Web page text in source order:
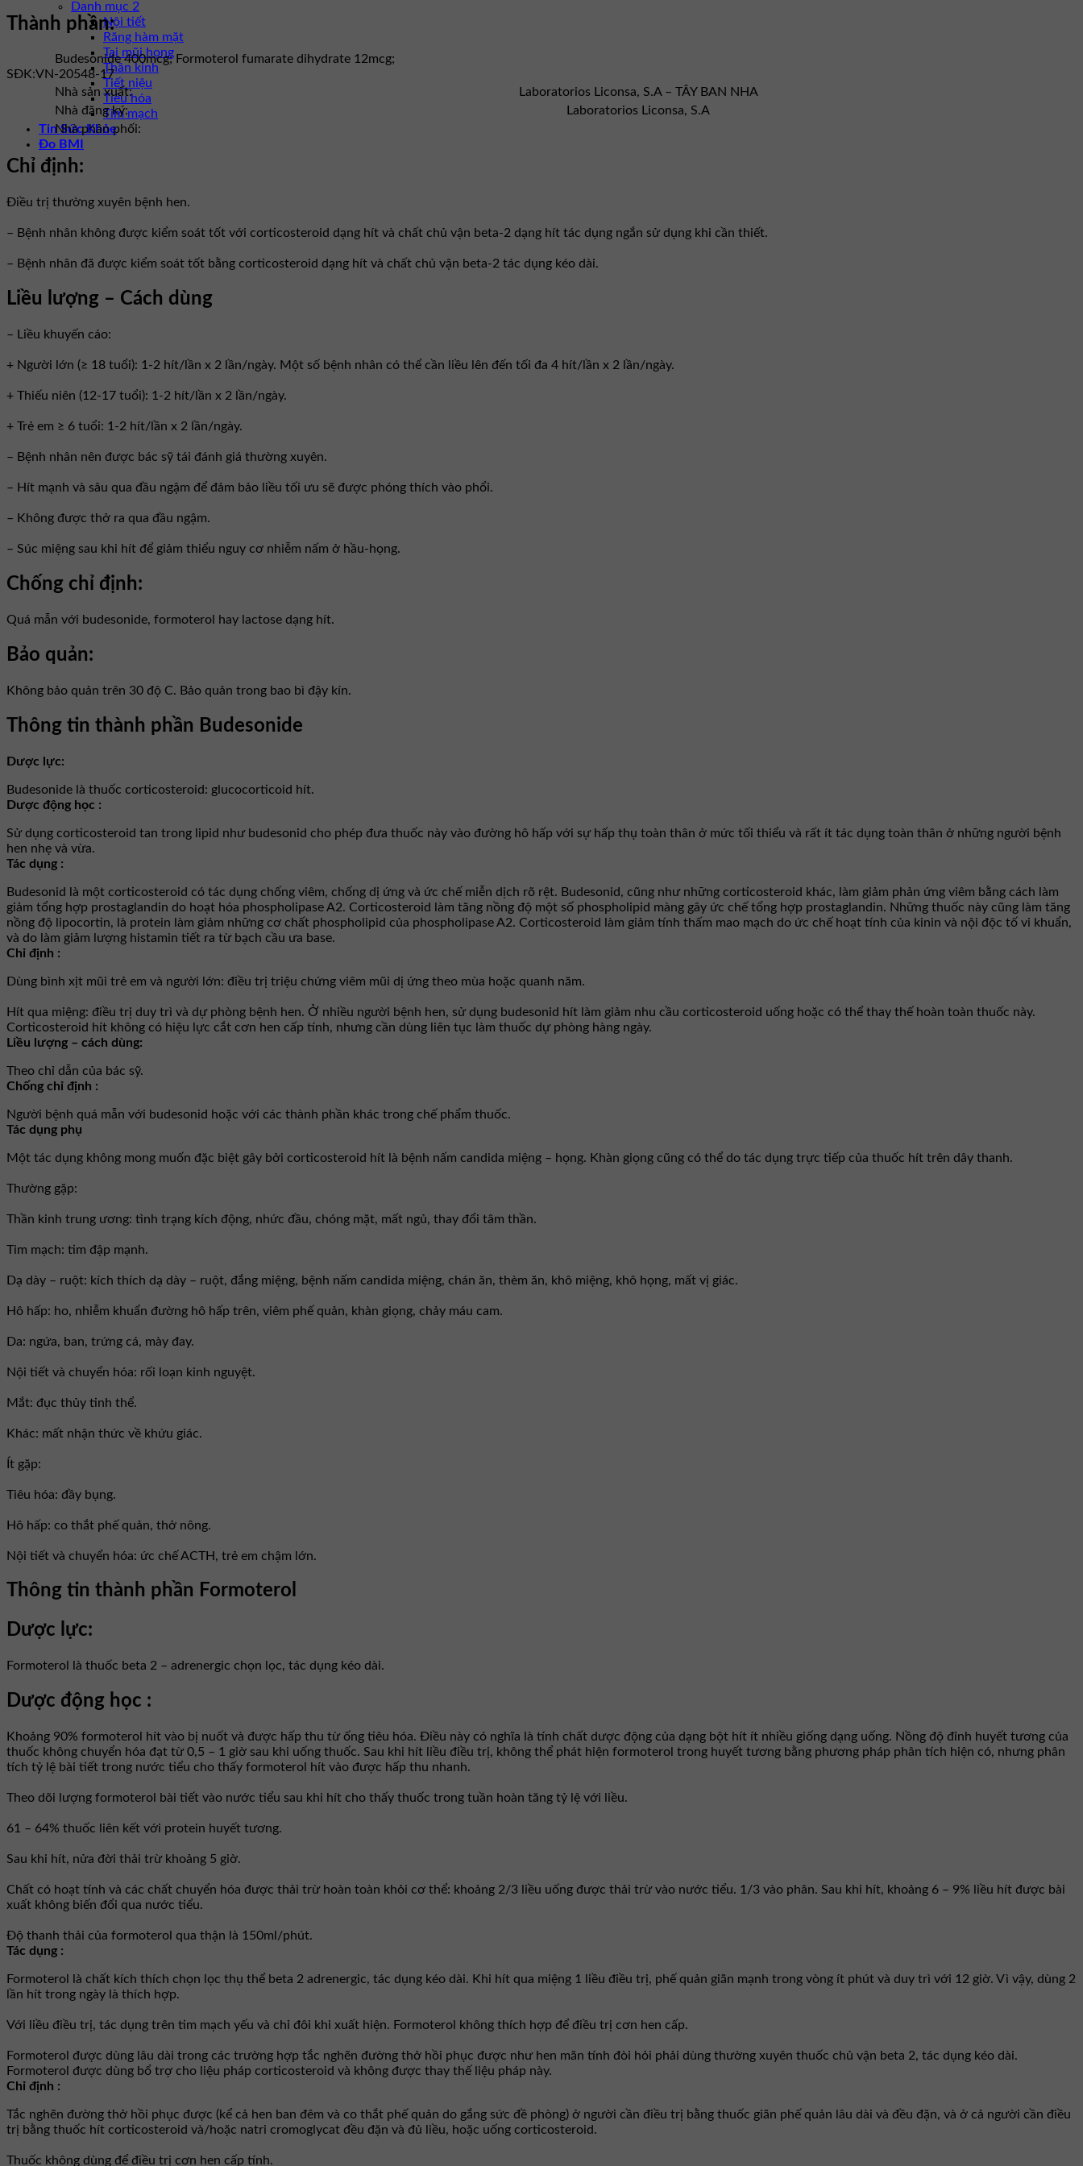
Danh mục 2
Nội tiết
Răng hàm mặt
Tai mũi họng
Thần kinh
Tiết niệu
Tiêu hóa
Tim mạch
Tin Sức Khỏe
Đo BMI
Thành phần:
Budesonide 400mcg; Formoterol fumarate dihydrate 12mcg;
SĐK:VN-20548-17
Nhà sản xuất:
Laboratorios Liconsa, S.A – TÂY BAN NHA
Nhà đăng ký:
Laboratorios Liconsa, S.A
Nhà phân phối:
Chỉ định:
Điều trị thường xuyên bệnh hen.
– Bệnh nhân không được kiểm soát tốt với corticosteroid dạng hít và chất chủ vận beta-2 dạng hít tác dụng ngắn sử dụng khi cần thiết.
– Bệnh nhân đã được kiểm soát tốt bằng corticosteroid dạng hít và chất chủ vận beta-2 tác dụng kéo dài.
Liều lượng – Cách dùng
– Liều khuyến cáo:
+ Người lớn (≥ 18 tuổi): 1-2 hít/lần x 2 lần/ngày. Một số bệnh nhân có thể cần liều lên đến tối đa 4 hít/lần x 2 lần/ngày.
+ Thiếu niên (12-17 tuổi): 1-2 hít/lần x 2 lần/ngày.
+ Trẻ em ≥ 6 tuổi: 1-2 hít/lần x 2 lần/ngày.
– Bệnh nhân nên được bác sỹ tái đánh giá thường xuyên.
– Hít mạnh và sâu qua đầu ngậm để đảm bảo liều tối ưu sẽ được phóng thích vào phổi.
– Không được thở ra qua đầu ngậm.
– Súc miệng sau khi hít để giảm thiểu nguy cơ nhiễm nấm ở hầu-họng.
Chống chỉ định:
Quá mẫn với budesonide, formoterol hay lactose dạng hít.
Bảo quản:
Không bảo quản trên 30 độ C. Bảo quản trong bao bì đậy kín.
Thông tin thành phần Budesonide
Dược lực:
Budesonide là thuốc corticosteroid: glucocorticoid hít.
Dược động học :
Sử dụng corticosteroid tan trong lipid như budesonid cho phép đưa thuốc này vào đường hô hấp với sự hấp thụ toàn thân ở mức tối thiểu và rất ít tác dụng toàn thân ở những người bệnh
hen nhẹ và vừa.
Tác dụng :
Budesonid là một corticosteroid có tác dụng chống viêm, chống dị ứng và ức chế miễn dịch rõ rệt. Budesonid, cũng như những corticosteroid khác, làm giảm phản ứng viêm bằng cách làm
giảm tổng hợp prostaglandin do hoạt hóa phospholipase A2. Corticosteroid làm tăng nồng độ một số phospholipid màng gây ức chế tổng hợp prostaglandin. Những thuốc này cũng làm tăng
nồng độ lipocortin, là protein làm giảm những cơ chất phospholipid của phospholipase A2. Corticosteroid làm giảm tính thấm mao mạch do ức chế hoạt tính của kinin và nội độc tố vi khuẩn,
và do làm giảm lượng histamin tiết ra từ bạch cầu ưa base.
Chỉ định :
Dùng bình xịt mũi trẻ em và người lớn: điều trị triệu chứng viêm mũi dị ứng theo mùa hoặc quanh năm.
Hít qua miệng: điều trị duy trì và dự phòng bệnh hen. Ở nhiều người bệnh hen, sử dụng budesonid hít làm giảm nhu cầu corticosteroid uống hoặc có thể thay thế hoàn toàn thuốc này.
Corticosteroid hít không có hiệu lực cắt cơn hen cấp tính, nhưng cần dùng liên tục làm thuốc dự phòng hàng ngày.
Liều lượng – cách dùng:
Theo chỉ dẫn của bác sỹ.
Chống chỉ định :
Người bệnh quá mẫn với budesonid hoặc với các thành phần khác trong chế phẩm thuốc.
Tác dụng phụ
Một tác dụng không mong muốn đặc biệt gây bởi corticosteroid hít là bệnh nấm candida miệng – họng. Khàn giọng cũng có thể do tác dụng trực tiếp của thuốc hít trên dây thanh.
Thường gặp:
Thần kinh trung ương: tình trạng kích động, nhức đầu, chóng mặt, mất ngủ, thay đổi tâm thần.
Tim mạch: tim đập mạnh.
Dạ dày – ruột: kích thích dạ dày – ruột, đắng miệng, bệnh nấm candida miệng, chán ăn, thèm ăn, khô miệng, khô họng, mất vị giác.
Hô hấp: ho, nhiễm khuẩn đường hô hấp trên, viêm phế quản, khàn giọng, chảy máu cam.
Da: ngứa, ban, trứng cá, mày đay.
Nội tiết và chuyển hóa: rối loạn kinh nguyệt.
Mắt: đục thủy tinh thể.
Khác: mất nhận thức về khứu giác.
Ít gặp:
Tiêu hóa: đầy bụng.
Hô hấp: co thắt phế quản, thở nông.
Nội tiết và chuyển hóa: ức chế ACTH, trẻ em chậm lớn.
Thông tin thành phần Formoterol
Dược lực:
Formoterol là thuốc beta 2 – adrenergic chọn lọc, tác dụng kéo dài.
Dược động học :
Khoảng 90% formoterol hít vào bị nuốt và được hấp thu từ ống tiêu hóa. Điều này có nghĩa là tính chất dược động của dạng bột hít ít nhiều giống dạng uống. Nồng độ đỉnh huyết tương của
thuốc không chuyển hóa đạt từ 0,5 – 1 giờ sau khi uống thuốc. Sau khi hít liều điều trị, không thể phát hiện formoterol trong huyết tương bằng phương pháp phân tích hiện có, nhưng phân
tích tỷ lệ bài tiết trong nước tiểu cho thấy formoterol hít vào được hấp thu nhanh.
Theo dõi lượng formoterol bài tiết vào nước tiểu sau khi hít cho thấy thuốc trong tuần hoàn tăng tỷ lệ với liều.
61 – 64% thuốc liên kết với protein huyết tương.
Sau khi hít, nửa đời thải trừ khoảng 5 giờ.
Chất có hoạt tính và các chất chuyển hóa được thải trừ hoàn toàn khỏi cơ thể: khoảng 2/3 liều uống được thải trừ vào nước tiểu. 1/3 vào phân. Sau khi hít, khoảng 6 – 9% liều hít được bài
xuất không biến đổi qua nước tiểu.
Độ thanh thải của formoterol qua thận là 150ml/phút.
Tác dụng :
Formoterol là chất kích thích chọn lọc thụ thể beta 2 adrenergic, tác dụng kéo dài. Khi hít qua miệng 1 liều điều trị, phế quản giãn mạnh trong vòng ít phút và duy trì với 12 giờ. Vì vậy, dùng 2
lần hít trong ngày là thích hợp.
Với liều điều trị, tác dụng trên tim mạch yếu và chỉ đôi khi xuất hiện. Formoterol không thích hợp để điều trị cơn hen cấp.
Formoterol được dùng lâu dài trong các trường hợp tắc nghẽn đường thở hồi phục được như hen mãn tính đòi hỏi phải dùng thường xuyên thuốc chủ vận beta 2, tác dụng kéo dài.
Formoterol được dùng bổ trợ cho liệu pháp corticosteroid và không được thay thế liệu pháp này.
Chỉ định :
Tắc nghẽn đường thở hồi phục được (kể cả hen ban đêm và co thắt phế quản do gắng sức đề phòng) ở người cần điều trị bằng thuốc giãn phế quản lâu dài và đều đặn, và ở cả người cần điều
trị bằng thuốc hít corticosteroid và/hoặc natri cromoglycat đều đặn và đủ liều, hoặc uống corticosteroid.
Thuốc không dùng để điều trị cơn hen cấp tính.